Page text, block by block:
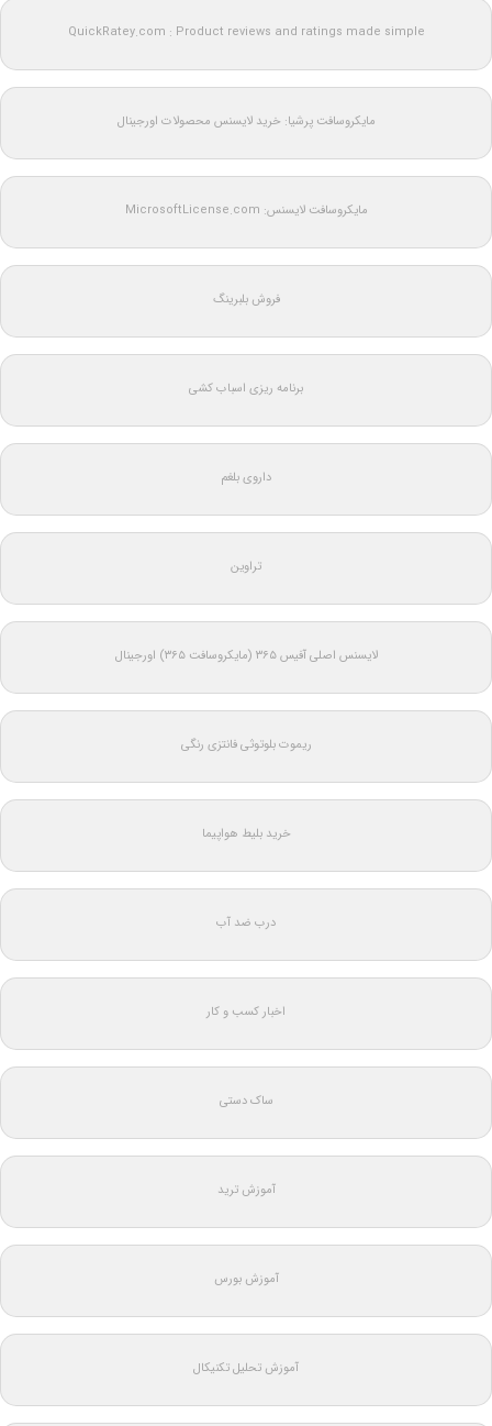
QuickRatey.com : Product reviews and ratings made simple
مایکروسافت پرشیا: خرید لایسنس محصولات اورجینال
مایکروسافت لایسنس: MicrosoftLicense.com
فروش بلبرینگ
برنامه ریزی اسباب کشی
داروی بلغم
تراوین
لایسنس اصلی آفیس ۳۶۵ (مایکروسافت ۳۶۵) اورجینال
ریموت بلوتوثی فانتزی رنگی
خرید بلیط هواپیما
درب ضد آب
اخبار کسب و کار
ساک دستی
آموزش ترید
آموزش بورس
آموزش تحلیل تکنیکال